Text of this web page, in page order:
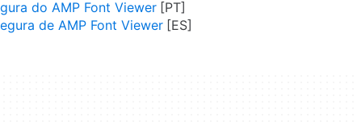
do AMP Font Viewer
de AMP Font Viewer